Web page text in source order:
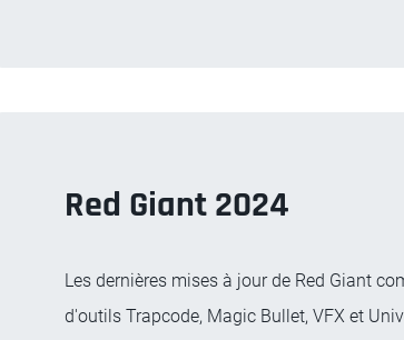
Red Giant 2024
Les dernières mises à jour de Red Giant
d'outils Trapcode, Magic Bullet, VFX et